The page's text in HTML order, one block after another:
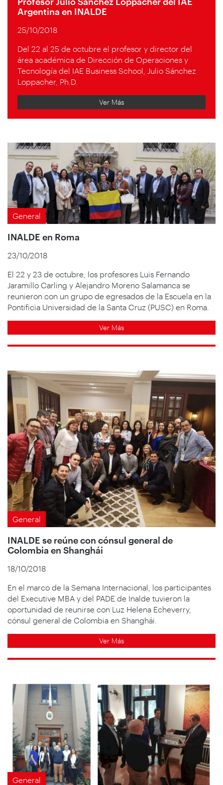
Argentina en INALDE
25/10/2018
Del 22 al 25 de octubre el profesor y director del
área académica de Dirección de Operaciones y
Tecnología del IAE Business School, Julio Sánchez
Loppacher, Ph.D.
Ver Más
General
INALDE en Roma
23/10/2018
El 22 y 23 de octubre, los profesores Luis Fernando
Jaramillo Carling y Alejandro Moreno Salamanca se
reunieron con un grupo de egresados de la Escuela en la
Pontificia Universidad de la Santa Cruz (PUSC) en Roma.
Ver Más
General
INALDE se reúne con cónsul general de
Colombia en Shanghái
18/10/2018
En el marco de la Semana Internacional, los participantes
del Executive MBA y del PADE de Inalde tuvieron la
oportunidad de reunirse con Luz Helena Echeverry,
cónsul general de Colombia en Shanghái.
Ver Más
General